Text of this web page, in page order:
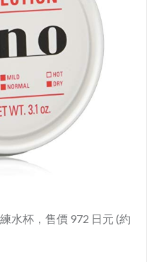
水杯，售價 972 日元 (約